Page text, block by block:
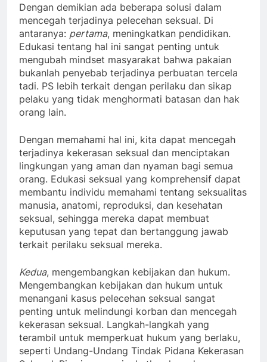
Dengan demikian ada beberapa solusi dalam
mencegah terjadinya pelecehan seksual. Di
antaranya: pertama, meningkatkan pendidikan.
Edukasi tentang hal ini sangat penting untuk
mengubah mindset masyarakat bahwa pakaian
bukanlah penyebab terjadinya perbuatan tercela
tadi. PS lebih terkait dengan perilaku dan sikap
pelaku yang tidak menghormati batasan dan hak
orang lain.
Dengan memahami hal ini, kita dapat mencegah
terjadinya kekerasan seksual dan menciptakan
lingkungan yang aman dan nyaman bagi semua
orang. Edukasi seksual yang komprehensif dapat
membantu individu memahami tentang seksualitas
manusia, anatomi, reproduksi, dan kesehatan
seksual, sehingga mereka dapat membuat
keputusan yang tepat dan bertanggung jawab
terkait perilaku seksual mereka.
Kedua, mengembangkan kebijakan dan hukum.
Mengembangkan kebijakan dan hukum untuk
menangani kasus pelecehan seksual sangat
penting untuk melindungi korban dan mencegah
kekerasan seksual. Langkah-langkah yang
terambil untuk memperkuat hukum yang berlaku,
seperti Undang-Undang Tindak Pidana Kekerasan